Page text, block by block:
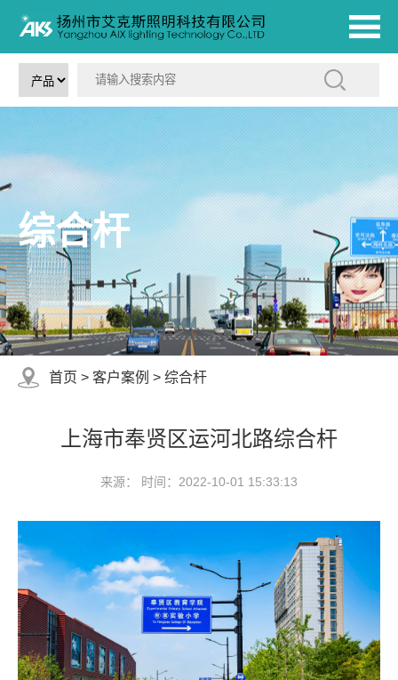
综合杆
首页 > 客户案例 > 综合杆
上海市奉贤区运河北路综合杆
来源： 时间：2022-10-01 15:33:13